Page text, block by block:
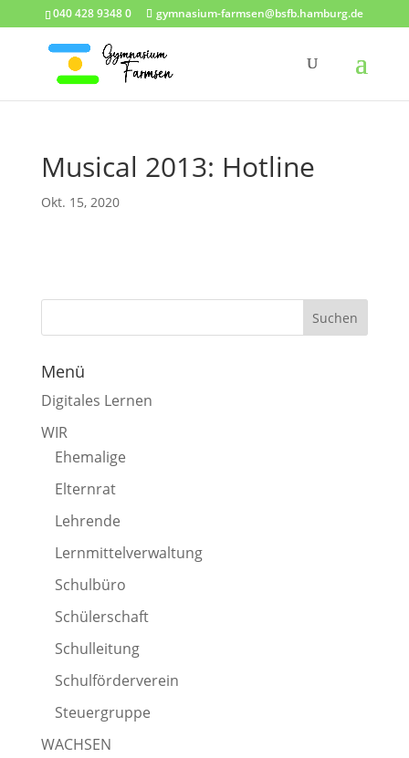
040 428 9348 0 gymnasium-farmsen@bsfb.hamburg.de
Musical 2013: Hotline
Okt. 15, 2020
Menü
Digitales Lernen
WIR
Ehemalige
Elternrat
Lehrende
Lernmittelverwaltung
Schulbüro
Schülerschaft
Schulleitung
Schulförderverein
Steuergruppe
WACHSEN